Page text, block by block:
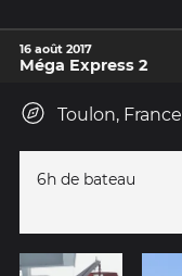
16 août 2017
Méga Express 2
Toulon, France
6h de bateau